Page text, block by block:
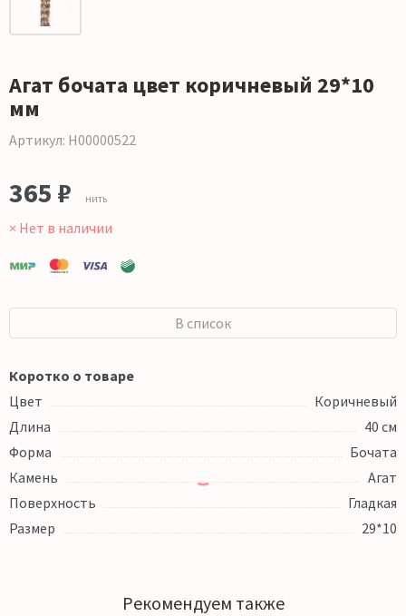
Агат бочата цвет коричневый 29*10
мм
Артикул: Н00000522
365 ₽ нить
× Нет в наличии
В список
Коротко о товаре
Цвет
Коричневый
Длина
40 см
Форма
Бочата
Камень
Агат
Поверхность
Гладкая
Размер
29*10
Рекомендуем также